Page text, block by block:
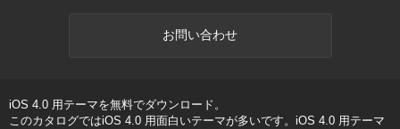
お問い合わせ
iOS 4.0 用テーマを無料でダウンロード。
このカタログではiOS 4.0 用面白いテーマが多いです。iOS 4.0 用テーマ